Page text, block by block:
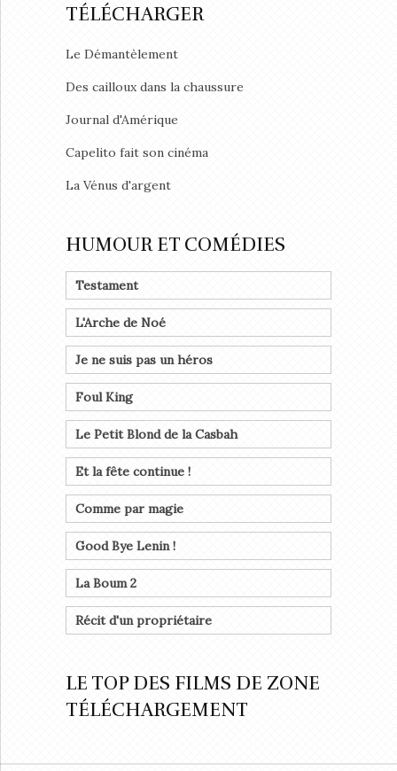
TÉLÉCHARGER
Le Démantèlement
Des cailloux dans la chaussure
Journal d'Amérique
Capelito fait son cinéma
La Vénus d'argent
HUMOUR ET COMÉDIES
Testament
L'Arche de Noé
Je ne suis pas un héros
Foul King
Le Petit Blond de la Casbah
Et la fête continue !
Comme par magie
Good Bye Lenin !
La Boum 2
Récit d'un propriétaire
LE TOP DES FILMS DE ZONE
TÉLÉCHARGEMENT